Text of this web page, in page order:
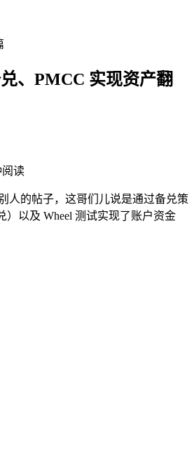
、PMCC 实现资产翻
阅读
人的帖子，这哥们儿说是通过备兑策
）以及 Wheel 测试实现了账户资金